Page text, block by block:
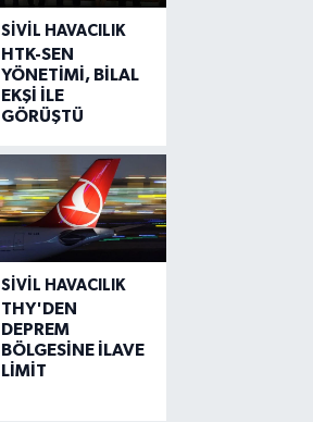
SIVIL HAVACILIK
HTK-SEN
YÖNETİMİ, BİLAL
EKŞİ İLE
GÖRÜŞTÜ
SIVIL HAVACILIK
THY'DEN
DEPREM
BÖLGESİNE İLAVE
LİMİT